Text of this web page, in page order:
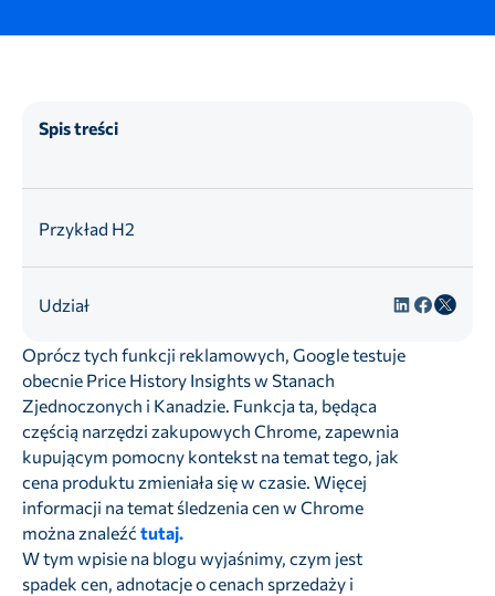
Spis treści
Przykład H2
Udział
Oprócz tych funkcji reklamowych, Google testuje
obecnie Price History Insights w Stanach
Zjednoczonych i Kanadzie. Funkcja ta, będąca
częścią narzędzi zakupowych Chrome, zapewnia
kupującym pomocny kontekst na temat tego, jak
cena produktu zmieniała się w czasie. Więcej
informacji na temat śledzenia cen w Chrome
można znaleźć tutaj.
W tym wpisie na blogu wyjaśnimy, czym jest
spadek cen, adnotacje o cenach sprzedaży i